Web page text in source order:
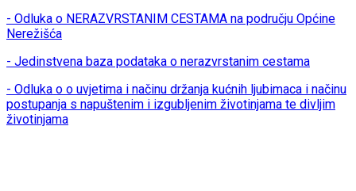
- Odluka o NERAZVRSTANIM CESTAMA na području Općine
Nerežišća
- Jedinstvena baza podataka o nerazvrstanim cestama
- Odluka o o uvjetima i načinu držanja kućnih ljubimaca i načinu
postupanja s napuštenim i izgubljenim životinjama te divljim
životinjama